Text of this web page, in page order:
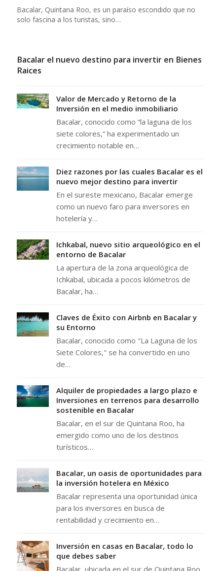
Bacalar, Quintana Roo, es un paraíso escondido que no
solo fascina a los turistas, sino…
Bacalar el nuevo destino para invertir en Bienes
Raices
Valor de Mercado y Retorno de la
Inversión en el medio inmobiliario
Bacalar, conocido como “la laguna de los
siete colores,” ha experimentado un
crecimiento notable en…
Diez razones por las cuales Bacalar es el
nuevo mejor destino para invertir
En el sureste mexicano, Bacalar emerge
como un nuevo faro para inversores en
hotelería y…
Ichkabal, nuevo sitio arqueológico en el
entorno de Bacalar
La apertura de la zona arqueológica de
Ichkabal, ubicada a pocos kilómetros de
Bacalar, ha…
Claves de Éxito con Airbnb en Bacalar y
su Entorno
Bacalar, conocido como "La Laguna de los
Siete Colores," se ha convertido en uno
de…
Alquiler de propiedades a largo plazo e
Inversiones en terrenos para desarrollo
sostenible en Bacalar
Bacalar, en el sur de Quintana Roo, ha
emergido como uno de los destinos
turísticos…
Bacalar, un oasis de oportunidades para
la inversión hotelera en México
Bacalar representa una oportunidad única
para los inversores en busca de
rentabilidad y crecimiento en…
Inversión en casas en Bacalar, todo lo
que debes saber